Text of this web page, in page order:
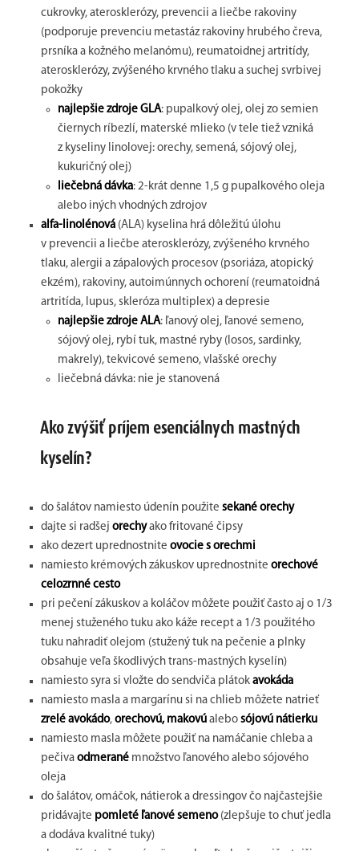
cukrovky, aterosklerózy, prevencii a liečbe rakoviny
(podporuje prevenciu metastáz rakoviny hrubého čreva,
prsníka a kožného melanómu), reumatoidnej artritídy,
aterosklerózy, zvýšeného krvného tlaku a suchej svrbivej
pokožky
najlepšie zdroje GLA: pupalkový olej, olej zo semien
čiernych ríbezlí, materské mlieko (v tele tiež vzniká
z kyseliny linolovej: orechy, semená, sójový olej,
kukuričný olej)
liečebná dávka: 2-krát denne 1,5 g pupalkového oleja
alebo iných vhodných zdrojov
alfa-linolénová (ALA) kyselina hrá dôležitú úlohu
v prevencii a liečbe aterosklerózy, zvýšeného krvného
tlaku, alergii a zápalových procesov (psoriáza, atopický
ekzém), rakoviny, autoimúnnych ochorení (reumatoidná
artritída, lupus, skleróza multiplex) a depresie
najlepšie zdroje ALA: ľanový olej, ľanové semeno,
sójový olej, rybí tuk, mastné ryby (losos, sardinky,
makrely), tekvicové semeno, vlašské orechy
liečebná dávka: nie je stanovená
Ako zvýšiť príjem esenciálnych mastných
kyselín?
do šalátov namiesto údenín použite sekané orechy
dajte si radšej orechyako fritované čipsy
ako dezert uprednostnite ovocie s orechmi
namiesto krémových zákuskov uprednostnite orechové
celozrnné cesto
pri pečení zákuskov a koláčov môžete použiť často aj o 1/3
menej stuženého tuku ako káže recept a 1/3 použitého
tuku nahradiť olejom (stužený tuk na pečenie a plnky
obsahuje veľa škodlivých trans-mastných kyselín)
namiesto syra si vložte do sendviča plátok avokáda
namiesto masla a margarínu si na chlieb môžete natrieť
zrelé avokádo, orechovú, makovú alebo sójovú nátierku
namiesto masla môžete použiť na namáčanie chleba a
pečiva odmerané množstvo ľanového alebo sójového
oleja
do šalátov, omáčok, nátierok a dressingov čo najčastejšie
pridávajte pomleté ľanové semeno (zlepšuje to chuť jedla
a dodáva kvalitné tuky)